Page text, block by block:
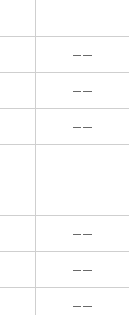
— —
— —
— —
— —
— —
— —
— —
— —
— —